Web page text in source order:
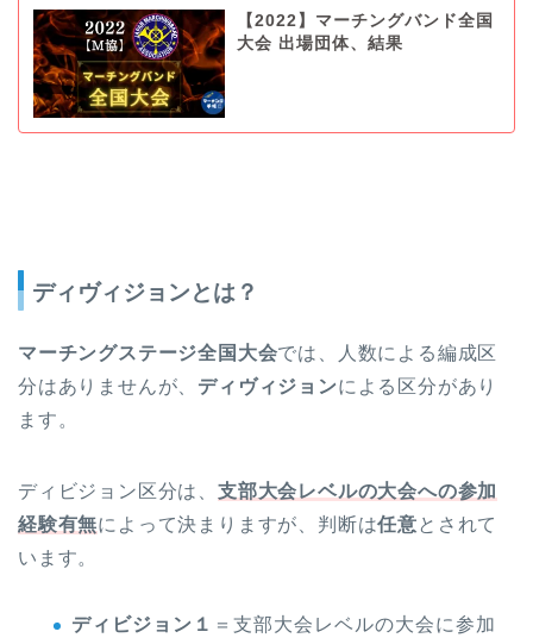
【2022】マーチングバンド全国
大会 出場団体、結果
ディヴィジョンとは？
マーチングステージ全国大会では、人数による編成区
分はありませんが、 ディヴィジョンによる区分があり
ます。
ディビジョン区分は、 支部大会レベルの大会への参加
経験有無によって決まりますが、判断は任意 とされて
います。
ディビジョン１ ＝支部大会レベルの大会に参加